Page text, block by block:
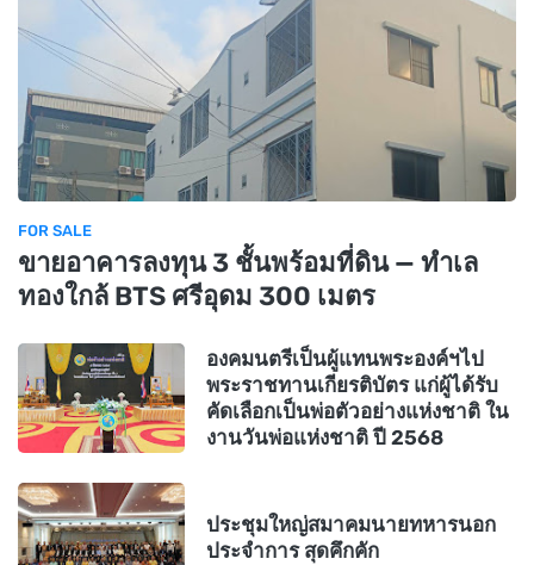
FOR SALE
ขายอาคารลงทุน 3 ชั้นพร้อมที่ดิน — ทำเล
ทองใกล้ BTS ศรีอุดม 300 เมตร
องคมนตรีเป็นผู้แทนพระองค์ฯไป
พระราชทานเกียรติบัตร แก่ผู้ได้รับ
คัดเลือกเป็นพ่อตัวอย่างแห่งชาติ ใน
งานวันพ่อแห่งชาติ ปี 2568
ประชุมใหญ่สมาคมนายทหารนอก
ประจำการ สุดคึกคัก